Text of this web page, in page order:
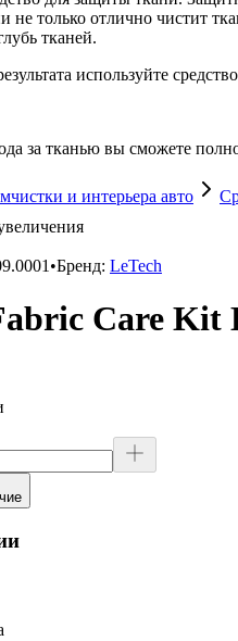
не только отлично чистит
тканей.
используйте
за тканью вы сможете
и интерьера авто
•Бренд: LeTech
Care Kit